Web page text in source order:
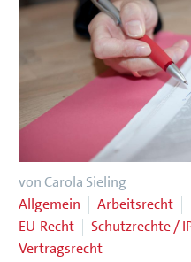
von Carola Sieling
Allgemein
Arbeitsrecht
EU-Recht
Schutzrechte /
Vertragsrecht